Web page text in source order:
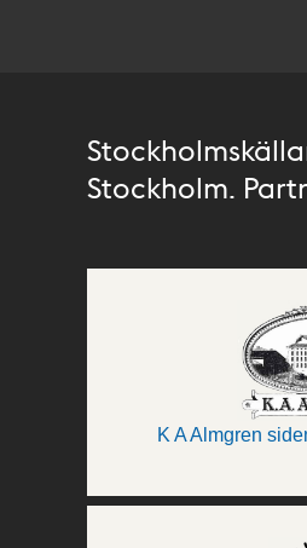
Stockholm.
K A Almgren